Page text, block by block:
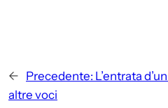
← Precedente: L’entrata
altre voci